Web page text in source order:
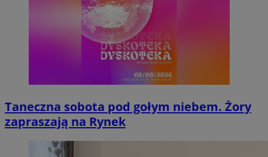
Taneczna sobota pod gołym niebem. Żory
zapraszają na Rynek